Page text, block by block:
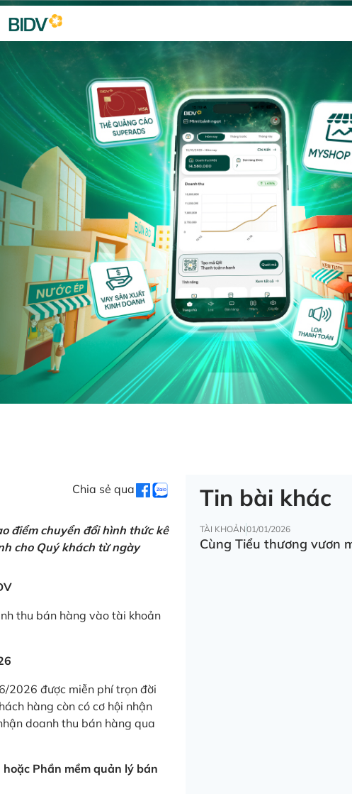
Chia sẻ qua
điểm chuyển đổi hình thức kê
cho Quý khách từ ngày
thu bán hàng vào tài khoản
2026 được miễn phí trọn đời
hàng còn có cơ hội nhận
doanh thu bán hàng qua
Phần mềm quản lý bán
Tin bài khác
TÀI KHOẢN01/01/2026
Cùng Tiểu thương vươn